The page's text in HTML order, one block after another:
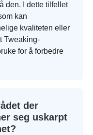
den. I dette tilfellet
kan
kvaliteten eller
Tweaking-
for å forbedre
der
seg uskarpt